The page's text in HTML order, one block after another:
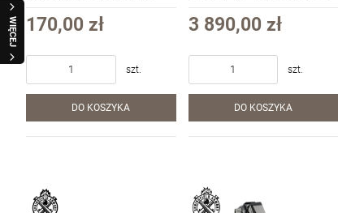
WIĘCEJ
(HS-EC6018F)
170,00 zł
szt.
DO KOSZYKA
(EC9409G-U)
3 890,00 zł
szt.
DO KOSZYKA